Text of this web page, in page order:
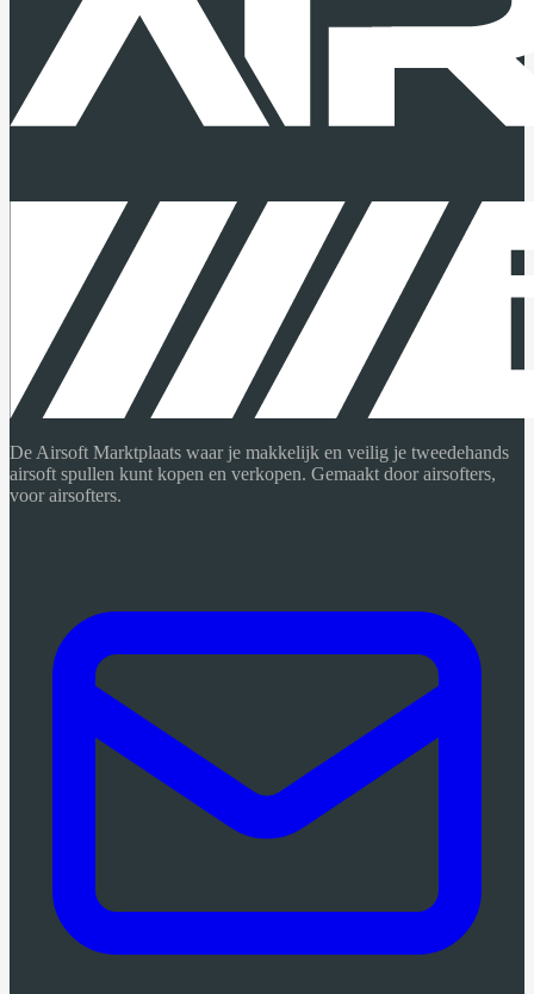
De Airsoft Marktplaats waar je makkelijk en veilig je tweedehands
airsoft spullen kunt kopen en verkopen. Gemaakt door airsofters,
voor airsofters.